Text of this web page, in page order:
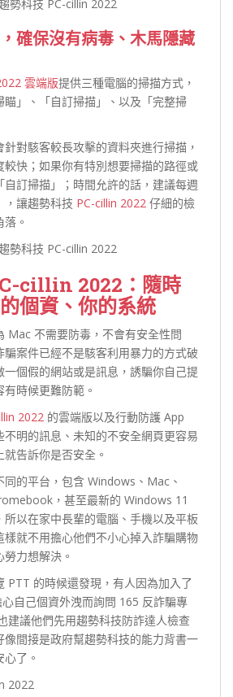
確保沒有病毒、木馬隱藏
雲端版提供三種電腦的掃描方式，
瞄」、「自訂掃描」、以及「完整掃
針對駭客較長攻擊的資料夾進行掃描，
較快；如果你有特別想要掃描的路徑或
訂掃描」；時間允許的話，建議每週
，讓趨勢科技 PC-cillin 2022 仔細的檢
。
cillin 2022：隨時
個資、你的系統
Mac 不需要防毒，不會有安全性問
案件已經不是駭客利用暴力的方式破
個假的網站或是訊息，誘騙你自己提
時候更難防範。
2022 的雲端版以及行動防護 App
明的訊息、未知的不安全網頁更容易
告訴你是否安全。
的平台，包含 Windows、Mac、
，甚至最新的 Windows 11
所以在家中長輩的電腦、手機以及平板
樣就不用擔心他們不小心掉入詐騙購物
力想解決。
PTT 的時候還發現，有人因為加入了
自己個資外洩而詢問 165 反詐騙專
建議他們先用趨勢科技防詐達人檢查
像間接是政府幫趨勢科技的能力背書一
了。